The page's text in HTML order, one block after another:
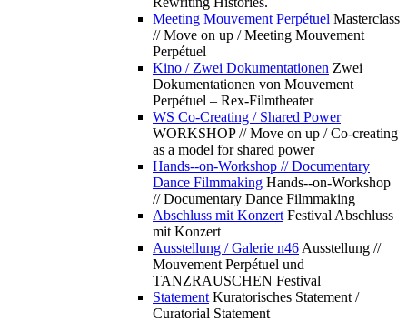
Meeting Mouvement Perpétuel Masterclass
// Move on up / Meeting Mouvement
Perpétuel
Kino / Zwei Dokumentationen Zwei
Dokumentationen von Mouvement
Perpétuel – Rex-Filmtheater
WS Co-Creating / Shared Power
WORKSHOP // Move on up / Co-creating
as a model for shared power
Hands--on-Workshop // Documentary
Dance Filmmaking Hands--on-Workshop
// Documentary Dance Filmmaking
Abschluss mit Konzert Festival Abschluss
mit Konzert
Ausstellung / Galerie n46 Ausstellung //
Mouvement Perpétuel und
TANZRAUSCHEN Festival
Statement Kuratorisches Statement /
Curatorial Statement